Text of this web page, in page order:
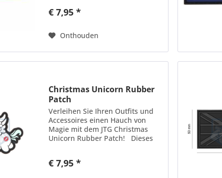
€ 7,95 *
Onthouden
Christmas Unicorn Rubber
Patch
Verleihen Sie Ihren Outfits und
Accessoires einen Hauch von
Magie mit dem JTG Christmas
Unicorn Rubber Patch! Dieses
bezauberndes Einhorn im
€ 7,95 *